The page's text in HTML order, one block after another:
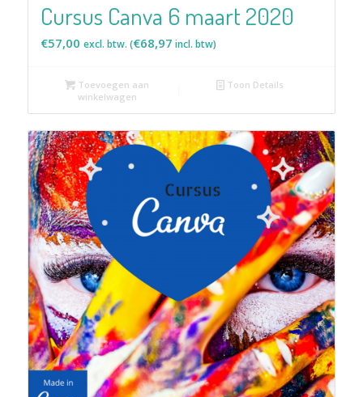
Cursus Canva 6 maart 2020
€57,00 excl. btw. (€68,97 incl. btw)
Toevoegen aan
winkelwagen
Toon Details